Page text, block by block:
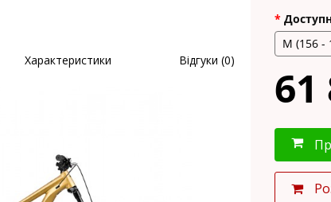
Характеристики Відгуки (0)
61